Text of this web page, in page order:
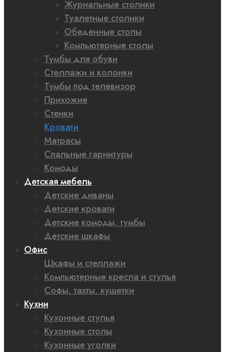
Журнальные столики
Туалетные столики
Обеденные столы
Компьютерные столы
Тумбы для обуви
Стеллажи и колонки
Тумбы под телевизор
Прихожие
Стенки
Кровати
Матрасы
Спальные гарнитуры
Комоды
Детская мебель
Детские диваны
Детские кровати
Детские комоды, тумбы
Детские шкафы
Офис
Шкафы и стеллажи
Компьютерные кресла и стулья
Софы, тахты, кушетки
Кухни
Кухонные стулья
Кухонные столы
Кухонные уголки